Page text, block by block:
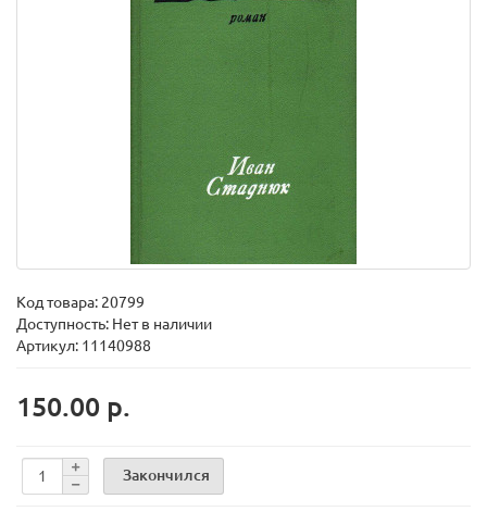
Код товара: 20799
Доступность: Нет в наличии
Артикул: 11140988
150.00 р.
Закончился